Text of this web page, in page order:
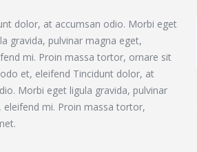
dolor, at accumsan odio. Morbi eget
gravida, pulvinar magna eget,
mi. Proin massa tortor, ornare sit
et, eleifend Tincidunt dolor, at
Morbi eget ligula gravida, pulvinar
eleifend mi. Proin massa tortor,